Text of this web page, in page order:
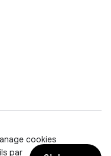
cookies
par